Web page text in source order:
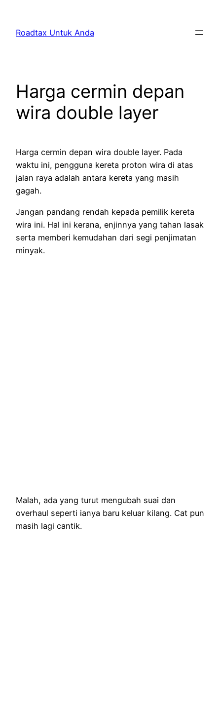
content
Roadtax Untuk Anda
Harga cermin depan
wira double layer
Harga cermin depan wira double layer. Pada
waktu ini, pengguna kereta proton wira di atas
jalan raya adalah antara kereta yang masih
gagah.
Jangan pandang rendah kepada pemilik kereta
wira ini. Hal ini kerana, enjinnya yang tahan lasak
serta memberi kemudahan dari segi penjimatan
minyak.
Malah, ada yang turut mengubah suai dan
overhaul seperti ianya baru keluar kilang. Cat pun
masih lagi cantik.